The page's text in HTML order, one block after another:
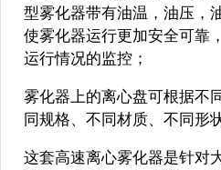
型雾化器带有油温，油压，
使雾化器运行更加安全可靠
运行情况的监控；
雾化器上的离心盘可根据不
同规格、不同材质、不同形
这套高速离心雾化器是针对